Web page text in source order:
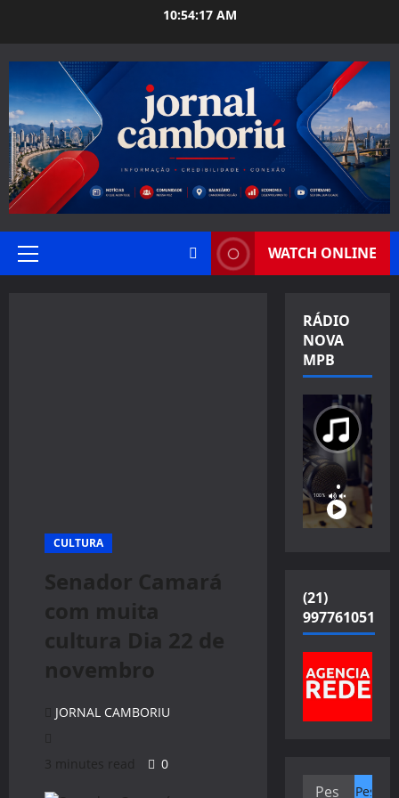
10:54:19 AM
Primary
WATCH ONLINE
CULTURA
Senador Camará
com muita
cultura Dia 22 de
novembro
JORNAL CAMBORIU
3 minutes read 0
RÁDIO
NOVA
MPB
(21)
997761051
Pesquisar